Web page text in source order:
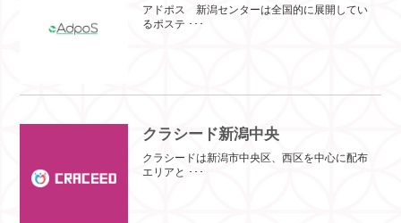
アドポス 新潟センターは全国的に展開してい
るポステ ･･･
クラシード新潟中央
クラシードは新潟市中央区、西区を中心に配布
エリアと ･･･